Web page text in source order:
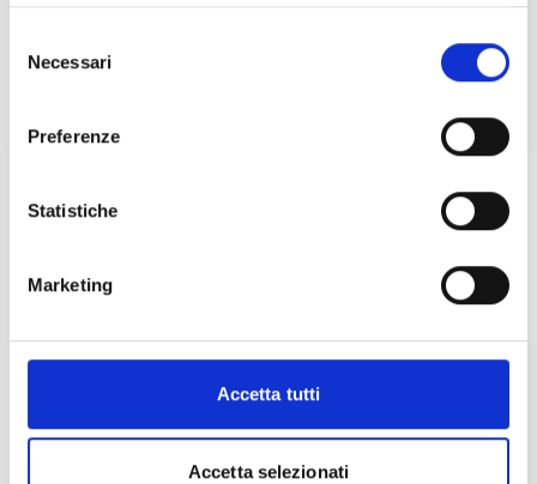
delNecessari
Preferenze
Statistiche
Marketing
Accetta tutti
Accetta selezionati
Il Parmigiano Reggiano nella sua versione più
conosciuta e apprezzata. Equilibrato nel gusto,
fragrante e versatile, è ideale sia da gustare in